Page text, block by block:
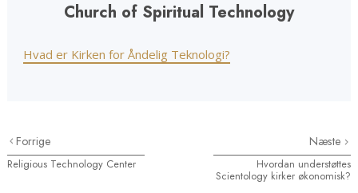
Church of Spiritual Technology
Hvad er Kirken for Åndelig Teknologi?
Forrige
Religious Technology Center
Næste
Hvordan understøttes
Scientology kirker økonomisk?